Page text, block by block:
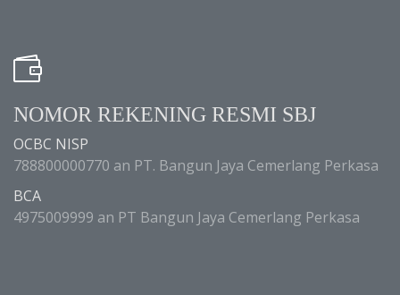
NOMOR REKENING RESMI SBJ
OCBC NISP
788800000770 an PT. Bangun Jaya Cemerlang Perkasa
BCA
4975009999 an PT Bangun Jaya Cemerlang Perkasa